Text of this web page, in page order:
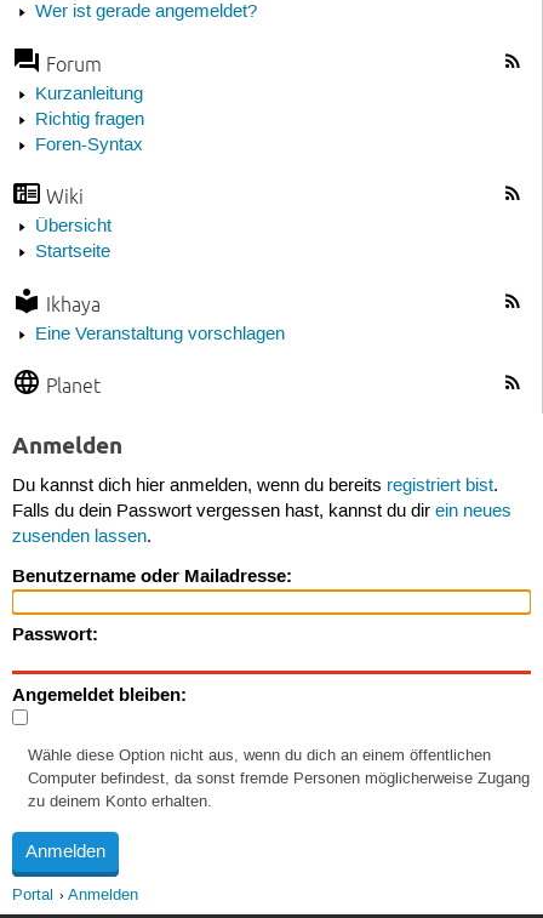
Wer ist gerade angemeldet?
Forum
Kurzanleitung
Richtig fragen
Foren-Syntax
Wiki
Übersicht
Startseite
Ikhaya
Eine Veranstaltung vorschlagen
Planet
Anmelden
Du kannst dich hier anmelden, wenn du bereits registriert bist.
Falls du dein Passwort vergessen hast, kannst du dir ein neues
zusenden lassen.
Benutzername oder Mailadresse:
Passwort:
Angemeldet bleiben:
Wähle diese Option nicht aus, wenn du dich an einem öffentlichen
Computer befindest, da sonst fremde Personen möglicherweise Zugang
zu deinem Konto erhalten.
Portal Anmelden